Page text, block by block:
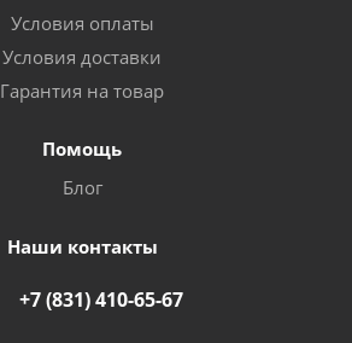
Условия оплаты
Условия доставки
Гарантия на товар
Помощь
Блог
Наши контакты
+7 (831) 410-65-67